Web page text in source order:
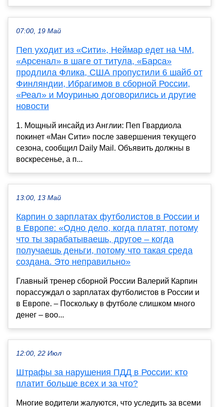
07:00, 19 Май
Пеп уходит из «Сити», Неймар едет на ЧМ,
«Арсенал» в шаге от титула, «Барса»
продлила Флика, США пропустили 6 шайб от
Финляндии, Ибрагимов в сборной России,
«Реал» и Моуринью договорились и другие
новости
1. Мощный инсайд из Англии: Пеп Гвардиола
покинет «Ман Сити» после завершения текущего
сезона, сообщил Daily Mail. Объявить должны в
воскресенье, а п...
13:00, 13 Май
Карпин о зарплатах футболистов в России и
в Европе: «Одно дело, когда платят, потому
что ты зарабатываешь, другое – когда
получаешь деньги, потому что такая среда
создана. Это неправильно»
Главный тренер сборной России Валерий Карпин
порассуждал о зарплатах футболистов в России и
в Европе. – Поскольку в футболе слишком много
денег – воо...
12:00, 22 Июл
Штрафы за нарушения ПДД в России: кто
платит больше всех и за что?
Многие водители жалуются, что уследить за всеми